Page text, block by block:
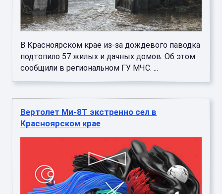
В Красноярском крае из-за дождевого паводка
подтопило 57 жилых и дачных домов. Об этом
сообщили в региональном ГУ МЧС. ...
Вертолет Ми-8Т экстренно сел в
Красноярском крае